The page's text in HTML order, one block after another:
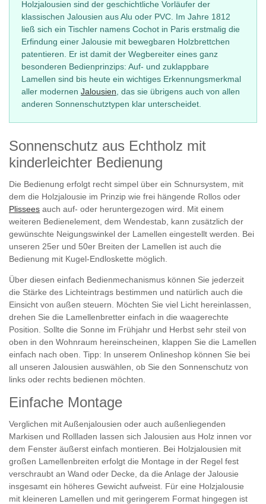
Holzjalousien sind der geschichtliche Vorläufer der
klassischen Jalousien aus Alu oder PVC. Im Jahre 1812
ließ sich ein Tischler namens Cochot in Paris erstmalig die
Erfindung einer Jalousie mit bewegbaren Holzbrettchen
patentieren. Er ist damit der Wegbereiter eines ganz
besonderen Bedienprinzips: Auf- und zuklappbare
Lamellen sind bis heute ein wichtiges Erkennungsmerkmal
aller modernen Jalousien , das sie übrigens auch von allen
anderen Sonnenschutztypen klar unterscheidet.
Sonnenschutz aus Echtholz mit
kinderleichter Bedienung
Die Bedienung erfolgt recht simpel über ein Schnursystem, mit
dem die Holzjalousie im Prinzip wie frei hängende Rollos oder
Plissees auch auf- oder heruntergezogen wird. Mit einem
weiteren Bedienelement, dem Wendestab, kann zusätzlich der
gewünschte Neigungswinkel der Lamellen eingestellt werden. Bei
unseren 25er und 50er Breiten der Lamellen ist auch die
Bedienung mit Kugel-Endloskette möglich.
Über diesen einfach Bedienmechanismus können Sie jederzeit
die Stärke des Lichteintrags bestimmen und natürlich auch die
Einsicht von außen steuern. Möchten Sie viel Licht hereinlassen,
drehen Sie die Lamellenbretter einfach in die waagerechte
Position. Sollte die Sonne im Frühjahr und Herbst sehr steil von
oben in den Wohnraum hereinscheinen, klappen Sie die Lamellen
einfach nach oben. Tipp: In unserem Onlineshop können Sie bei
all unseren Jalousien auswählen, ob Sie den Sonnenschutz von
links oder rechts bedienen möchten.
Einfache Montage
Verglichen mit Außenjalousien oder auch außenliegenden
Markisen und Rollladen lassen sich Jalousien aus Holz innen vor
dem Fenster äußerst einfach montieren. Bei Holzjalousien mit
großen Lamellenbreiten erfolgt die Montage in der Regel fest
verschraubt an Wand oder Decke, da die Anlage der Jalousie
insgesamt ein höheres Gewicht aufweist. Für eine Holzjalousie
mit kleineren Lamellen und mit geringerem Format hingegen ist